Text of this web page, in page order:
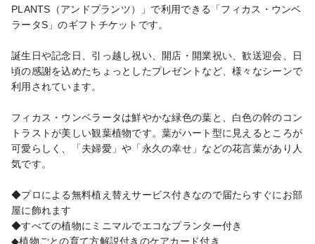
PLANTS（アンドプランツ）」で利用できる「フィカス・ウンベ
ラータS」のギフトチケットです。
誕生日や記念日、引っ越し祝い、開店・開業祝い、歓送迎会、日
頃の感謝を込めたちょっとしたプレゼントなど、様々なシーンで
利用されています。
フィカス・ウンベラータは鮮やかな緑色の葉と、白色の幹のコン
トラストが美しい観葉植物です。葉がハート型に見えるところが
可愛らしく、「夫婦愛」や「永久の幸せ」などの花言葉があり人
気です。
◆プロによる無料植え替えサービス付きなので届たらすぐにお部
屋に飾れます
◆すべての植物にミニマルでエコなプランター付き
◆植物ごとの育て方解説付きのケアカード付き